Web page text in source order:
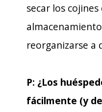
secar los
reorganizarse a
P: ¿Los
fácilmente (y